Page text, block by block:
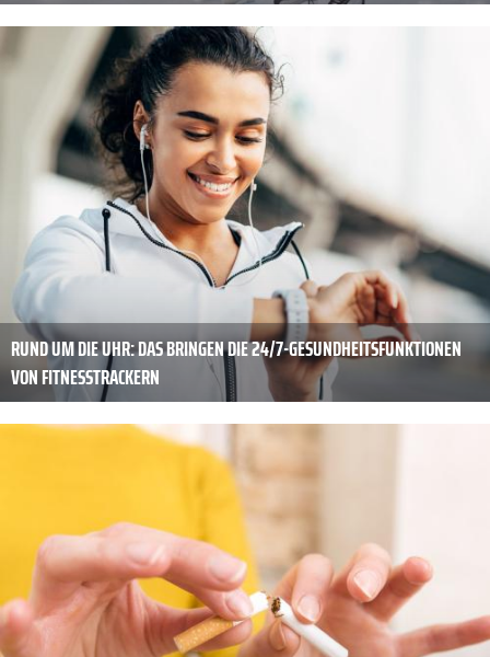
RUND UM DIE UHR: DAS BRINGEN DIE 24/7-GESUNDHEITSFUNKTIONEN
VON FITNESSTRACKERN